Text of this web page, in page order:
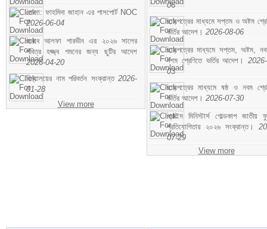
মোসা: ফাহমিদা জাহান এর পাসপোর্ট NOC
2026-06-04
জনাব আলফা পারভীন এর ২০২৬ সালের
পবিত্র হজ্জ্ব গমনের জন্য ছুটির আদেশ
2026-04-20
বিদ্যালয়ের নাম পরিবর্তন সংক্রান্ত 2026-
01-28
View more
06
ছাড়পত্রের মাধ্যমে সপ্তম ও অষ্টম
ভর্তির আদেশ। 2026-08-06
ছাড়পত্রের মাধ্যমে সপ্তম, অষ্টম,
দশম শ্রেণিতে ভর্তির আদেশ।
03
ছাড়পত্রের মাধ্যমে ষষ্ঠ ও নবম
ভর্তির আদেশ। 2026-07-30
প্রাইম মিনিস্টার্স গোল্ডকাপ জাতীয়
প্রতিযোগিতায় ২০২৬ সংক্রান্ত।
07-29
View more